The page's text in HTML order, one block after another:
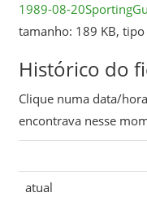
1989-08-
tamanho: 189 KB, tipo
Histórico do
Clique numa data/
encontrava nesse
atual